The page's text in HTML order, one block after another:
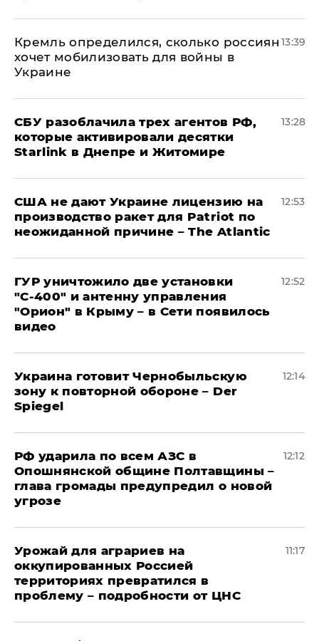
Кремль определился, сколько россиян
хочет мобилизовать для войны в
Украине
13:39
СБУ разоблачила трех агентов РФ,
которые активировали десятки
Starlink в Днепре и Житомире
13:28
США не дают Украине лицензию на
производство ракет для Patriot по
неожиданной причине – The Atlantic
12:53
ГУР уничтожило две установки
"С‑400" и антенну управления
"Орион" в Крыму – в Сети появилось
видео
12:52
Украина готовит Чернобыльскую
зону к повторной обороне – Der
Spiegel
12:14
РФ ударила по всем АЗС в
Опошнянской общине Полтавщины –
глава громады предупредил о новой
угрозе
12:12
Урожай для аграриев на
оккупированных Россией
территориях превратился в
проблему – подробности от ЦНС
11:17